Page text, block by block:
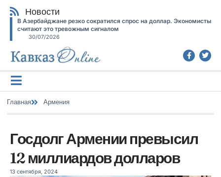
Новости
В Азербайджане резко сократился спрос на доллар. Экономисты
считают это тревожным сигналом
30/07/2026
Главная Армения
Госдолг Армении превысил
12 миллиардов долларов
13 сентября, 2024